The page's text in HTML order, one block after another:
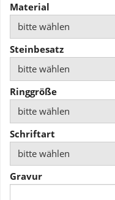
Material
bitte wählen
Steinbesatz
bitte wählen
Ringgröße
bitte wählen
Schriftart
bitte wählen
Gravur